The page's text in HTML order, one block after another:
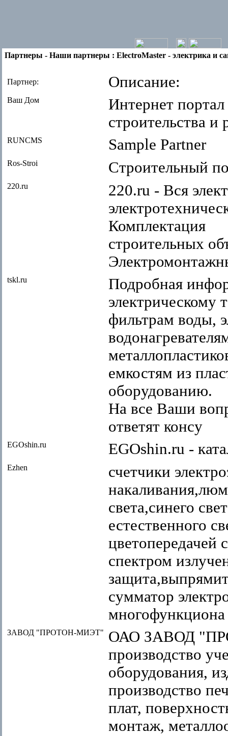
Партнеры - Наши партнеры : ElectroMaster - электрика и
Партнер: Описание:
Ваш Дом
Интернет
строительства
RUNCMS Sample Partner
Ros-Stroi Строительный
220.ru
220.ru - Вся
Комплектация
строительных
tskl.ru
Подробная
электрическому
фильтрам воды,
емкостям из
оборудованию.
На все Ваши
ответят консу
EGOshin.ru EGOshin.ru -
Ezhen
счетчики
света,синего
естественного
цветопередачей
спектром
сумматор
многофункциона
ЗАВОД "ПРОТОН-МИЭТ"
ОАО ЗАВОД
производство
оборудования,
производство
плат,
монтаж,